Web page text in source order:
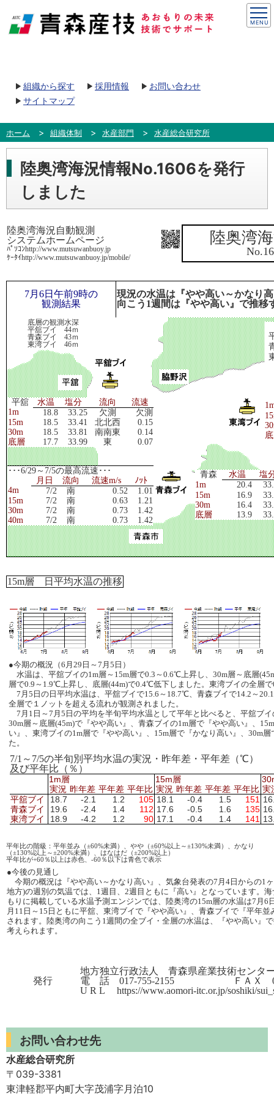
組織から探す 採用情報
お問い合わせ
サイトマップ
ホーム 組織体制 水産部門 水産総合研究所
陸奥湾海況情報No.1606を発行
しました
陸奥湾海況自動観測
システムホームページ
ﾊﾟｿｺﾝhttp://www.mutsuwanbuoy.jp
陸奥湾
ｹｰﾀｲhttp://www.mutsuwanbuoy.jp/mobile/
7月6日午前9時の
観測結果
現況の水温は『やや高い～かなり
向こう1週間は『やや高い』で推移
底層の観測水深
平舘ブイ 44ｍ
青森ブイ 43ｍ
東湾ブイ 46ｍ
平舘 水温 塩分 流向
流速
1m
18.8 33.25 欠測
欠測
15m
18.5 33.41 北北西
0.15
30m
18.5 33.81 南南東
0.14
底層
17.7 33.99 東 0.07
･･･6/29～7/5の最高流速･･･
月日
流向 流速m/s
ﾉｯﾄ
4m
7/2 南 0.52
1.01
15m
7/2 南 0.63
1.21
30m
7/2 南 0.73
1.42
40m
7/2 南 0.73 1.42
青森 水温
塩
1m
20.4
15m
16.9
30m
16.4
底層
13.9
15m層 日平均水温の推移
●今期の概況（6月29日～7月5日）
水温は、平舘ブイの1m層～15m層で0.3～0.6℃上昇し、30m層～底層
層で0.9～1.9℃上昇し、底層(44m)で0.4℃低下しました。東湾ブイの全層
7月5日の日平均水温は、平舘ブイで15.6～18.7℃、青森ブイで14.2～
全層で１ノットを超える流れが観測されました。
7月1日～7月5日の平均を半旬平均水温として平年と比べると、平舘ブ
30m層～底層(45m)で『やや高い』、青森ブイの1m層で『やや高い』、
い』、東湾ブイの1m層で『やや高い』、15m層で『かなり高い』、30m
た。
7/1～7/5の半旬別平均水温の実況・昨年差・平年差（℃）
及び平年比（％）
1m層 15m層
実況 昨年差 平年差 平年比 実況 昨年差 平年差 平年比 実
平舘ブイ
18.7 -2.1 1.2 105 18.1 -0.4 1.5 151
青森ブイ
19.6 -2.4 1.4 112 17.6 -0.5 1.6 135
東湾ブイ
18.9 -4.2 1.2 90 17.1 -0.4 1.4 141
平年比の階級：平年並み（±60%未満）、やや（±60%以上～±130%未満）、かなり
（±130%以上～±200%未満）、はなはだ（±200%以上）
平年比が+60％以上は赤色、-60％以下は青色で表示
●今後の見通し
今期の概況は『やや高い～かなり高い』、気象台発表の7月4日からの1
地方)の週別の気温では、1週目、2週目ともに『高い』となっています。
もりに掲載している水温予測エンジンでは、陸奥湾の15m層の水温は7月6
月11日～15日ともに平舘、東湾ブイで『やや高い』、青森ブイで『平年並
されます。陸奥湾の向こう1週間の全ブイ・全層の水温は、『やや高い』
考えられます。
発行
地方独立行政法人 青森県産業技術センタ
電 話 017-755-2155 ＦＡＸ 017-
U R L https://www.aomori-itc.or.jp/soshiki/
お問い合わせ先
水産総合研究所
〒039-3381
東津軽郡平内町大字茂浦字月泊10